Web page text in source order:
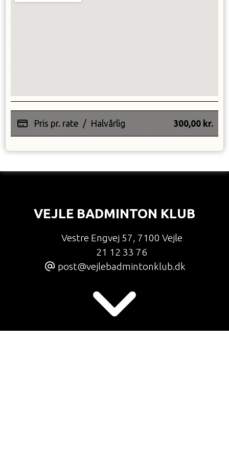
Pris pr. rate / Halvårlig 300,00 kr.
VEJLE BADMINTON KLUB
Vestre Engvej 57, 7100 Vejle
21 12 33 76
post@vejlebadmintonklub.dk